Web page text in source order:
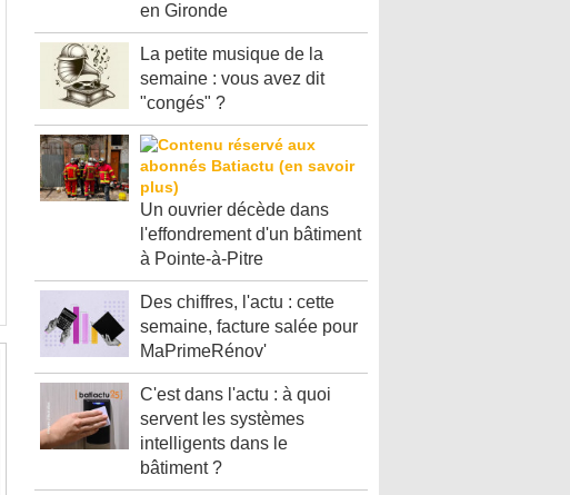
en Gironde
La petite musique de la
semaine : vous avez dit
"congés" ?
Un ouvrier décède dans
l'effondrement d'un bâtiment
à Pointe-à-Pitre
Des chiffres, l'actu : cette
semaine, facture salée pour
MaPrimeRénov'
C'est dans l'actu : à quoi
servent les systèmes
intelligents dans le
bâtiment ?